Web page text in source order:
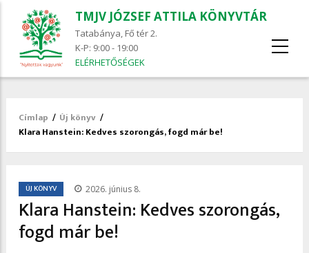
TMJV JÓZSEF ATTILA KÖNYVTÁR
Tatabánya, Fő tér 2.
K-P: 9:00 - 19:00
ELÉRHETŐSÉGEK
Morzsa
Címlap / Új könyv /
Klara Hanstein: Kedves ​szorongás, fogd már be!
ÚJ KÖNYV 2026. június 8.
Klara Hanstein: Kedves ​szorongás,
fogd már be!